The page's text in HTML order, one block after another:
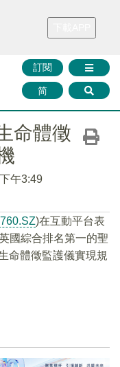
財華證券 媒體矩陣
訂閱
简
命體徵
午3:49
)在互動平台表
國綜合排名第一的聖
命體徵監護儀實現規